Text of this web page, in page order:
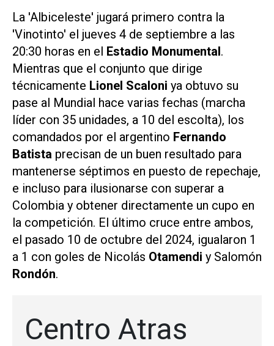
La 'Albiceleste' jugará primero contra la
'Vinotinto' el jueves 4 de septiembre a las
20:30 horas en el Estadio Monumental.
Mientras que el conjunto que dirige
técnicamente Lionel Scaloni ya obtuvo su
pase al Mundial hace varias fechas (marcha
líder con 35 unidades, a 10 del escolta), los
comandados por el argentino Fernando
Batista precisan de un buen resultado para
mantenerse séptimos en puesto de repechaje,
e incluso para ilusionarse con superar a
Colombia y obtener directamente un cupo en
la competición. El último cruce entre ambos,
el pasado 10 de octubre del 2024, igualaron 1
a 1 con goles de Nicolás Otamendi y Salomón
Rondón.